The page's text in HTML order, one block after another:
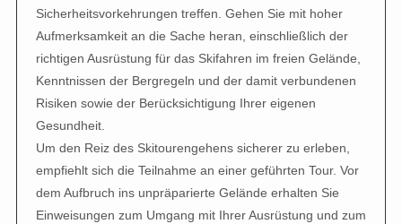
Sicherheitsvorkehrungen treffen. Gehen Sie mit hoher
Aufmerksamkeit an die Sache heran, einschließlich der
richtigen Ausrüstung für das Skifahren im freien Gelände,
Kenntnissen der Bergregeln und der damit verbundenen
Risiken sowie der Berücksichtigung Ihrer eigenen
Gesundheit.
Um den Reiz des Skitourengehens sicherer zu erleben,
empfiehlt sich die Teilnahme an einer geführten Tour. Vor
dem Aufbruch ins unpräparierte Gelände erhalten Sie
Einweisungen zum Umgang mit Ihrer Ausrüstung und zum